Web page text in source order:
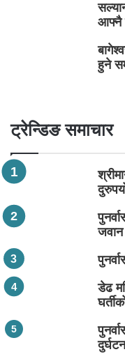
आफ्नै
हुने
ट्रेन्डिङ समाचार
डेढ